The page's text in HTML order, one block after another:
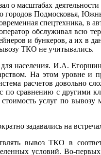
о масштабах
городов Подмосковья,
спецтехника, в
обслуживал всю
и бункеров, а их в
ТКО не учитывались.
населения. И.А.
На этом уровне
расчетов довольно
сравнению с другими
услуг по вывозу
задавались на
вывоз ТКО в
условий. Во-